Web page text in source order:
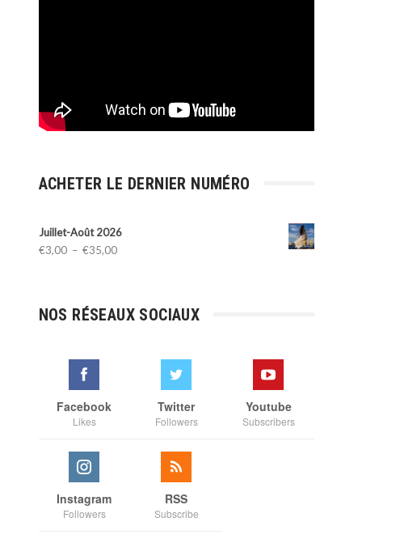
ACHETER LE DERNIER NUMÉRO
Juillet-Août 2026
€3,00 – €35,00Plage
à
NOS RÉSEAUX SOCIAUX
Facebook
Likes
Twitter
Followers
Youtube
Subscribers
Instagram
Followers
RSS
Subscribe